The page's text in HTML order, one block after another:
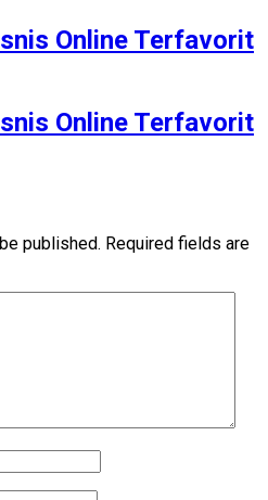
Online Terfavorit
Online Terfavorit
published. Required fields are